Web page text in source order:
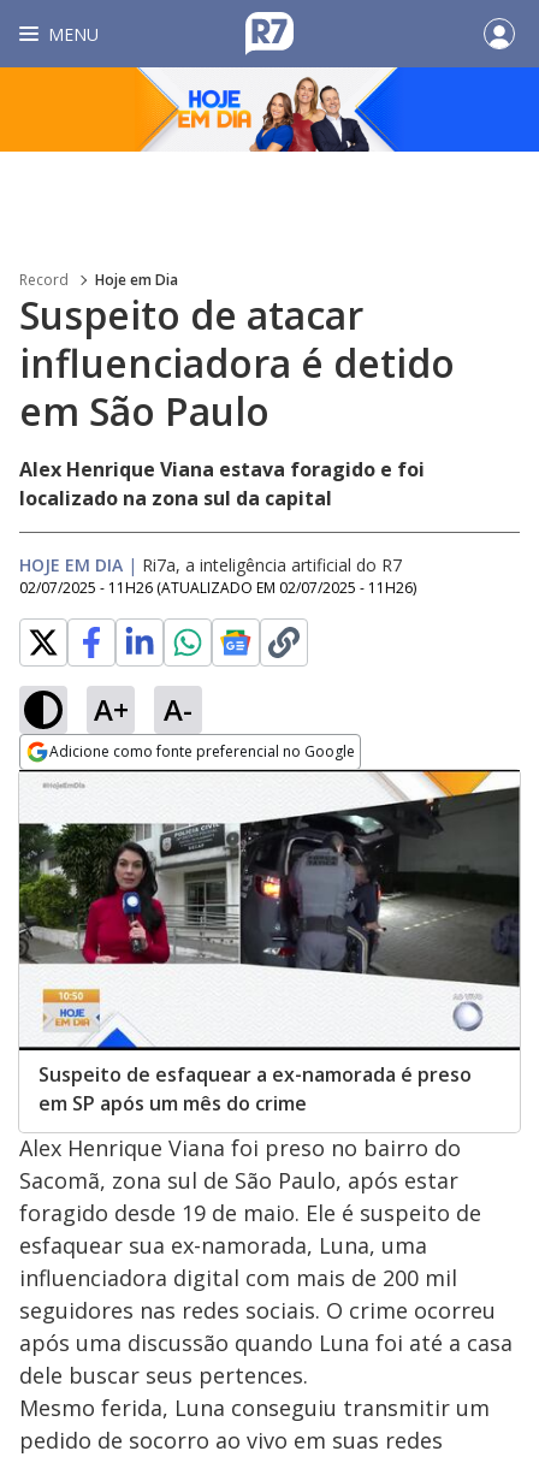
MENU
Record Hoje em Dia
Suspeito de atacar
influenciadora é detido
em São Paulo
Alex Henrique Viana estava foragido e foi
localizado na zona sul da capital
HOJE EM DIA | Ri7a, a inteligência artificial do R7
02/07/2025 - 11H26 (ATUALIZADO EM 02/07/2025 - 11H26)
A+ A-
Adicione como fonte preferencial no Google
Opens in new window
Suspeito de esfaquear a ex-namorada é preso
em SP após um mês do crime
Alex Henrique Viana foi preso no bairro do
Sacomã, zona sul de São Paulo, após estar
foragido desde 19 de maio. Ele é suspeito de
esfaquear sua ex-namorada, Luna, uma
influenciadora digital com mais de 200 mil
seguidores nas redes sociais. O crime ocorreu
após uma discussão quando Luna foi até a casa
dele buscar seus pertences.
Mesmo ferida, Luna conseguiu transmitir um
pedido de socorro ao vivo em suas redes